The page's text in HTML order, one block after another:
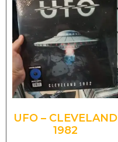
UFO – CLEVELAND
1982